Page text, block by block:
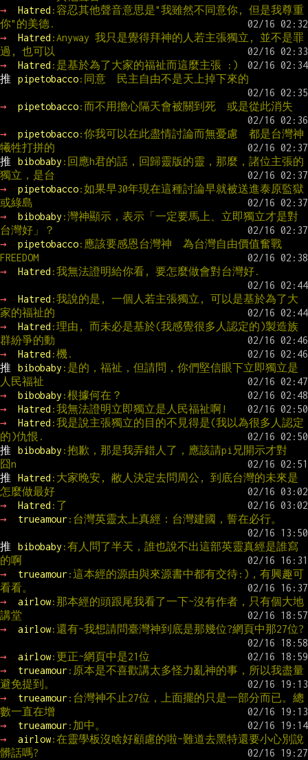
→
Hatred :容忍其他聲音意思是"我雖然不同意你, 但是我尊重
你"的美德.
→
Hatred :Anyway 我只是覺得拜神的人若主張獨立, 並不是罪
過, 也可以
→
Hatred :是基於為了大家的福祉而這麼主張 :)
推
pipetobacco:同意  民主自由不是天上掉下來的
→ pipetobacco:而不用擔心隔天會被關到死  或是從此消失
→ pipetobacco:你我可以在此盡情討論而無憂慮  都是台灣神
犧牲打拼的
推
bibobaby :回應h君的話，回歸靈版的靈，那麼，諸位主張的
獨立，是台
→
pipetobacco:如果早30年現在這種討論早就被送進泰原監獄
或綠島
→
bibobaby :灣神顯示，表示「一定要馬上、立即獨立才是對
台灣好」？
→
pipetobacco:應該要感恩台灣神  為台灣自由價值奮戰
FREEDOM
→
Hatred :我無法證明給你看, 要怎麼做會對台灣好.
→ Hatred :我說的是, 一個人若主張獨立, 可以是基於為了大
家的福祉的
→
Hatred :理由, 而未必是基於(我感覺很多人認定的)製造族
群紛爭的動
→
Hatred :機.
推
bibobaby :是的，福祉，但請問，你們堅信眼下立即獨立是
人民福祉
→
bibobaby :根據何在？
→
Hatred :我無法證明立即獨立是人民福祉啊!
→
Hatred :我是說主張獨立的目的不見得是(我以為很多人認定
的)仇恨.
推
bibobaby :抱歉，那是我弄錯人了，應該請pi兄開示才對
囧n
推
Hatred :大家晚安, 敝人決定去問周公, 到底台灣的未來是
怎麼做最好
→
Hatred :了
→
trueamour :台灣英靈太上真經：台灣建國，誓在必行。
推 bibobaby :有人問了半天，誰也說不出這部英靈真經是誰寫
的啊
→
trueamour :這本經的源由與來源書中都有交待:)，有興趣可
看看。
→
airlow:那本經的頭跟尾我看了一下~沒有作者，只有個大地
講堂
→
airlow:還有~我想請問臺灣神到底是那幾位?網頁中那27位?
→ airlow:更正~網頁中是21位
→
trueamour :原本是不喜歡講太多怪力亂神的事，所以我盡量
避免提到。
→
trueamour :台灣神不止27位，上面擺的只是一部分而已。總
數一直在增
→
trueamour :加中。
→
airlow:在靈學板沒啥好顧慮的啦~難道去黑特還要小心別說
髒話嗎?